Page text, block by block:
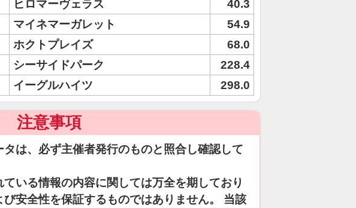
ヒロマーヴェラス
40.3
マイネマーガレット
54.9
ホクトプレイズ
68.0
シーサイドパーク
228.4
イーグルハイツ 298.0
注意事項
は、必ず主催者発行のものと照合し確認して
いる情報の内容に関しては万全を期しており
安全性を保証するものではありません。 当該